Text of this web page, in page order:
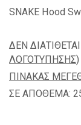
SNAKE Hood
ΔΕΝ
ΛΟΓΟΤΥΠΗΣΗΣ)
ΠΙΝΑΚΑΣ
ΣΕ ΑΠΟΘΕΜΑ: